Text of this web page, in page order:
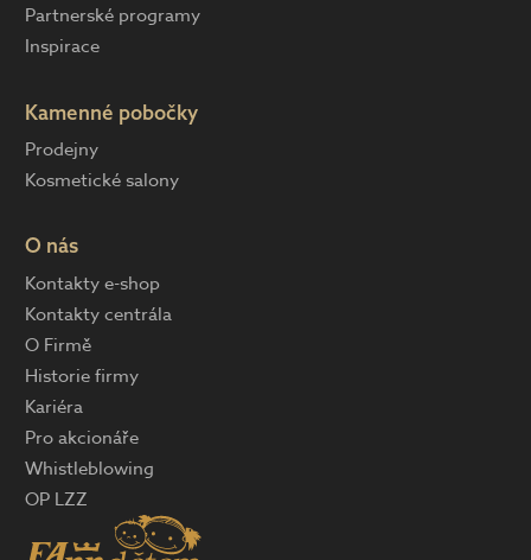
Partnerské programy
Inspirace
Kamenné pobočky
Prodejny
Kosmetické salony
O nás
Kontakty e-shop
Kontakty centrála
O Firmě
Historie firmy
Kariéra
Pro akcionáře
Whistleblowing
OP LZZ